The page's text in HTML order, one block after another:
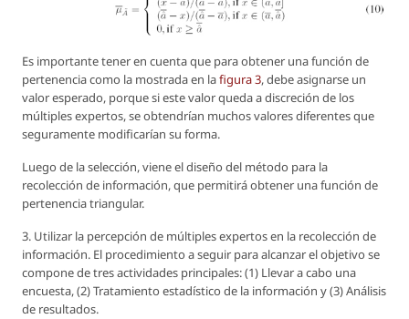
Es importante tener en cuenta que para obtener una función de
pertenencia como la mostrada en lafigura 3, debe asignarse un
valor esperado, porque si este valor queda a discreción de los
múltiples expertos, se obtendrían muchos valores diferentes que
seguramente modificarían su forma.
Luego de la selección, viene el diseño del método para la
recolección de información, que permitirá obtener una función de
pertenencia triangular.
3. Utilizar la percepción de múltiples expertos en la recolección de
información. El procedimiento a seguir para alcanzar el objetivo se
compone de tres actividades principales:(1) Llevar a cabo una
encuesta, (2) Tratamiento estadístico de la información y (3) Análisis
de resultados.